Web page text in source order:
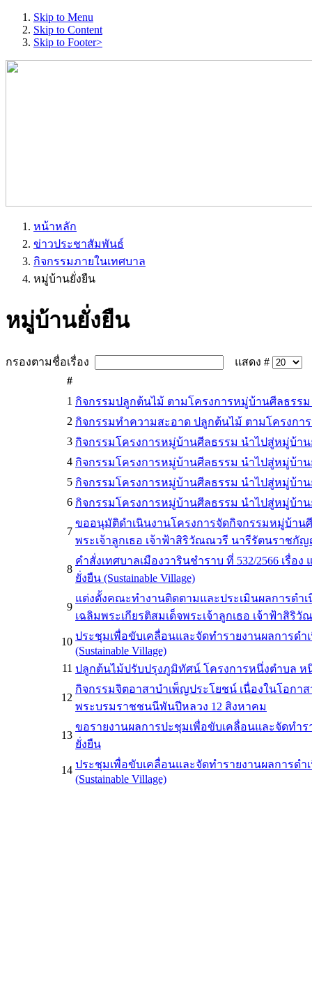
Skip to Menu
Skip to Content
Skip to Footer>
หน้าหลัก
ข่าวประชาสัมพันธ์
กิจกรรมภายในเทศบาล
หมู่บ้านยั่งยืน
หมู่บ้านยั่งยืน
กรองตามชื่อเรื่อง
แสดง #
#
1 กิจกรรมปลูกต้นไม้ ตามโครงการหมู่บ้านศีลธรรม
2 กิจกรรมทำความสะอาด ปลูกต้นไม้ ตามโครงการ
3 กิจกรรมโครงการหมู่บ้านศีลธรรม นำไปสู่หมู่บ้านยั่
4 กิจกรรมโครงการหมู่บ้านศีลธรรม นำไปสู่หมู่บ้านยั่
5 กิจกรรมโครงการหมู่บ้านศีลธรรม นำไปสู่หมู่บ้านยั่
6 กิจกรรมโครงการหมู่บ้านศีลธรรม นำไปสู่หมู่บ้านยั่
7
ขออนุมัติดำเนินงานโครงการจัดกิจกรรมหมู่บ้านศี
พระเจ้าลูกเธอ เจ้าฟ้าสิริวัณณวรี นารีรัตนราชกัญ
8
คำสั่งเทศบาลเมืองวารินชำราบ ที่ 532/2566 เรื่
ยั่งยืน (Sustainable Village)
9
แต่งตั้งคณะทำงานติดตามและประเมินผลการดำเ
เฉลิมพระเกียรติสมเด็จพระเจ้าลูกเธอ เจ้าฟ้าสิ
10 ประชุมเพื่อขับเคลื่อนและจัดทำรายงานผลการด
(Sustainable Village)
11 ปลูกต้นไม้ปรับปรุงภูมิทัศน์ โครงการหนึ่งตำบล หนึ่
12
กิจกรรมจิตอาสาบำเพ็ญประโยชน์ เนื่องในโอก
พระบรมราชชนนีพันปีหลวง 12 สิงหาคม
13
ขอรายงานผลการปะชุมเพื่อขับเคลื่อนและจัดทำ
ยั่งยืน
14 ประชุมเพื่อขับเคลื่อนและจัดทำรายงานผลการด
(Sustainable Village)